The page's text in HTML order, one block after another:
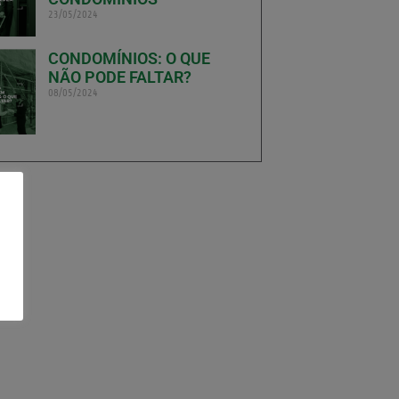
23/05/2024
CONDOMÍNIOS: O QUE
NÃO PODE FALTAR?
08/05/2024